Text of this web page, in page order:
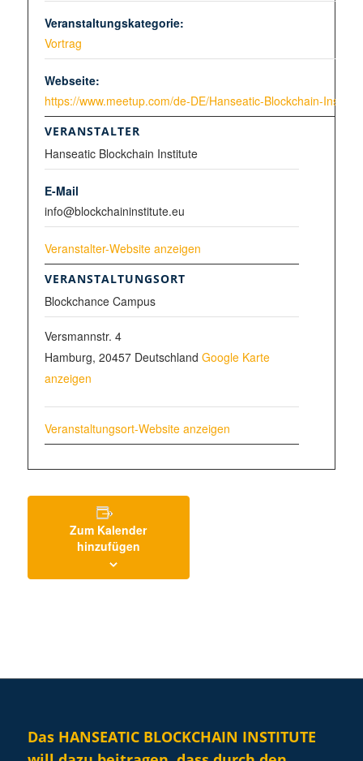
Veranstaltungskategorie:
Vortrag
Webseite:
https://www.meetup.com/de-DE/Hanseatic-Blockchain-
VERANSTALTUNGSORT
Blockchance Campus
Versmannstr. 4
Hamburg, 20457 Deutschland Google Karte
anzeigen
Veranstaltungsort-Website anzeigen
VERANSTALTER
Hanseatic Blockchain Institute
E-Mail
info@blockchaininstitute.eu
Veranstalter-Website anzeigen
Zum Kalender
hinzufügen
Das HANSEATIC BLOCKCHAIN INSTITUTE